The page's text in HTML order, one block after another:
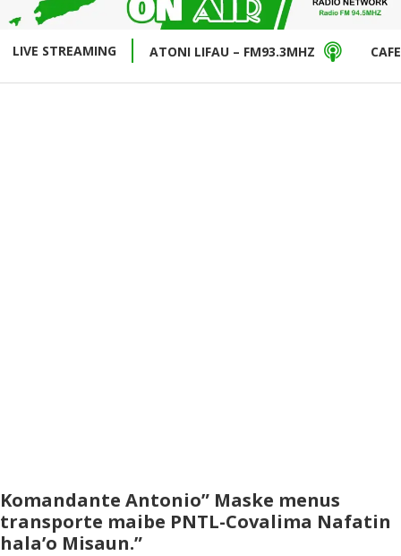
LIVE STREAMING ATONI LIFAU – FM93.3MHZ
Komandante Antonio” Maske menus
transporte maibe PNTL-Covalima Nafatin
hala’o Misaun.”